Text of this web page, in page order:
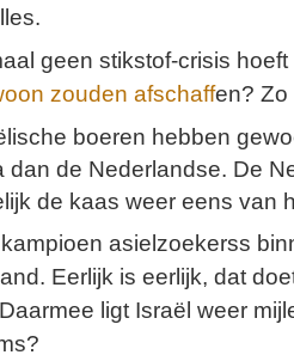
geen stikstof-crisis
zouden afschaffen? Zo
boeren hebben
dan de Nederlandse. De
de kaas weer eens van
asielzoekerss
Eerlijk is eerlijk, dat
ligt Israël weer